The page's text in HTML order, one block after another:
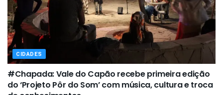
CIDADES
#Chapada: Vale do Capão recebe primeira edição
do ‘Projeto Pôr do Som’ com música, cultura e troca